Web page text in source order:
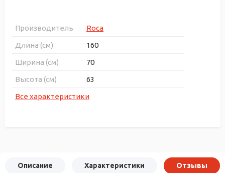
Производитель
Roca
Длина (см)
160
Ширина (см)
70
Высота (см)
63
Все характеристики
Описание Характеристики Отзывы